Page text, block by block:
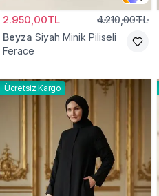
2.950,00TL 4.210,00TL
Beyza Siyah Minik Piliseli
Ferace
Ücretsiz Kargo